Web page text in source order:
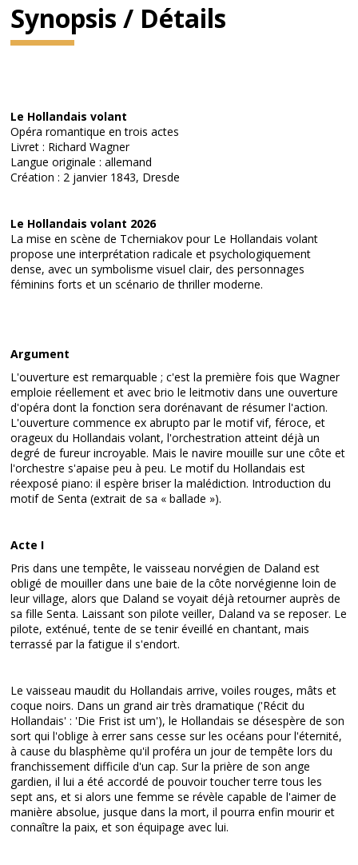
Synopsis / Détails
Le Hollandais volant
Opéra romantique en trois actes
Livret : Richard Wagner
Langue originale : allemand
Création : 2 janvier 1843, Dresde
Le Hollandais volant 2026
La mise en scène de Tcherniakov pour Le Hollandais volant
propose une interprétation radicale et psychologiquement
dense, avec un symbolisme visuel clair, des personnages
féminins forts et un scénario de thriller moderne.
Argument
L'ouverture est remarquable ; c'est la première fois que Wagner
emploie réellement et avec brio le leitmotiv dans une ouverture
d'opéra dont la fonction sera dorénavant de résumer l'action.
L'ouverture commence ex abrupto par le motif vif, féroce, et
orageux du Hollandais volant, l'orchestration atteint déjà un
degré de fureur incroyable. Mais le navire mouille sur une côte et
l'orchestre s'apaise peu à peu. Le motif du Hollandais est
réexposé piano: il espère briser la malédiction. Introduction du
motif de Senta (extrait de sa « ballade »).
Acte I
Pris dans une tempête, le vaisseau norvégien de Daland est
obligé de mouiller dans une baie de la côte norvégienne loin de
leur village, alors que Daland se voyait déjà retourner auprès de
sa fille Senta. Laissant son pilote veiller, Daland va se reposer. Le
pilote, exténué, tente de se tenir éveillé en chantant, mais
terrassé par la fatigue il s'endort.
Le vaisseau maudit du Hollandais arrive, voiles rouges, mâts et
coque noirs. Dans un grand air très dramatique ('Récit du
Hollandais' : 'Die Frist ist um'), le Hollandais se désespère de son
sort qui l'oblige à errer sans cesse sur les océans pour l'éternité,
à cause du blasphème qu'il proféra un jour de tempête lors du
franchissement difficile d'un cap. Sur la prière de son ange
gardien, il lui a été accordé de pouvoir toucher terre tous les
sept ans, et si alors une femme se révèle capable de l'aimer de
manière absolue, jusque dans la mort, il pourra enfin mourir et
connaître la paix, et son équipage avec lui.